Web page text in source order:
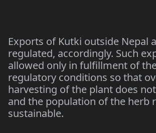
Exports of Kutki outside Nepal
regulated, accordingly. Such
allowed only in fulfillment of
regulatory conditions so that
harvesting of the plant does
and the population of the herb
sustainable.